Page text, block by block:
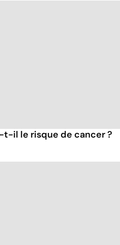
il le risque de cancer ?